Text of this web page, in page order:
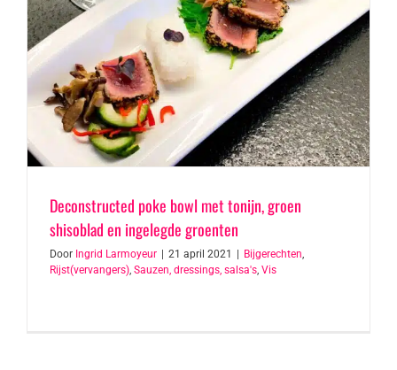
Deconstructed poke bowl met tonijn, groen
shisoblad en ingelegde groenten
Door Ingrid Larmoyeur 21 april 2021 Bijgerechten,
Rijst(vervangers), Sauzen, dressings, salsa's, Vis